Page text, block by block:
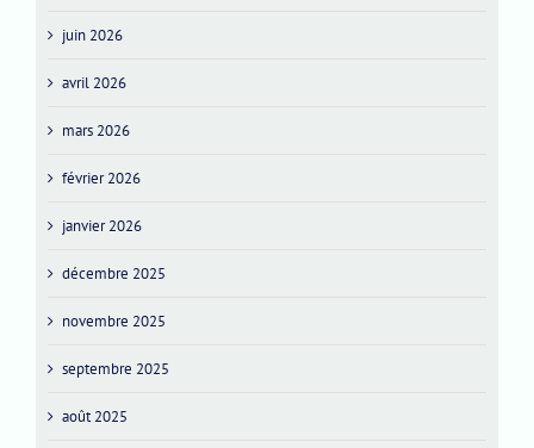
juin 2026
avril 2026
mars 2026
février 2026
janvier 2026
décembre 2025
novembre 2025
septembre 2025
août 2025